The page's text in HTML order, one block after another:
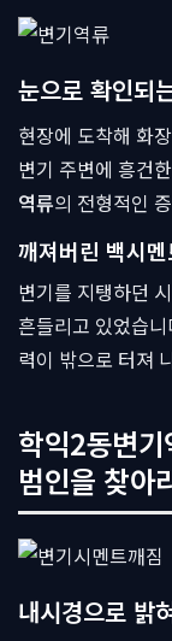
눈으로 확인되
현장에 도착해 화
변기 주변에 흥건
역류의 전형적인
깨져버린 백시
변기를 지탱하던
흔들리고 있었습
력이 밖으로 터져
학익2동변
범인을 찾아
내시경으로 밝